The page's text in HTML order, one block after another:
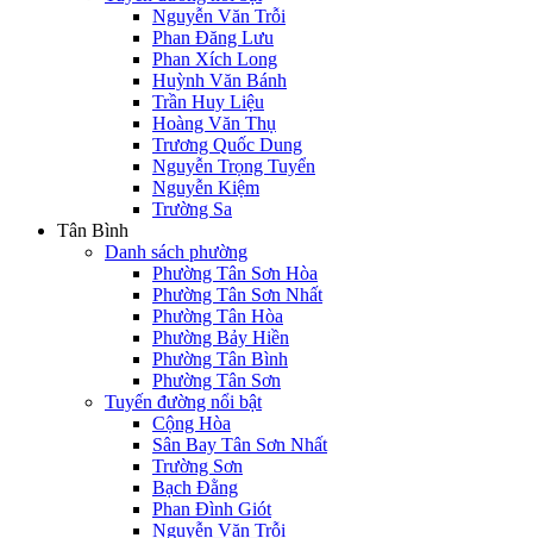
Nguyễn Văn Trỗi
Phan Đăng Lưu
Phan Xích Long
Huỳnh Văn Bánh
Trần Huy Liệu
Hoàng Văn Thụ
Trương Quốc Dung
Nguyễn Trọng Tuyển
Nguyễn Kiệm
Trường Sa
Tân Bình
Danh sách phường
Phường Tân Sơn Hòa
Phường Tân Sơn Nhất
Phường Tân Hòa
Phường Bảy Hiền
Phường Tân Bình
Phường Tân Sơn
Tuyến đường nổi bật
Cộng Hòa
Sân Bay Tân Sơn Nhất
Trường Sơn
Bạch Đằng
Phan Đình Giót
Nguyễn Văn Trỗi